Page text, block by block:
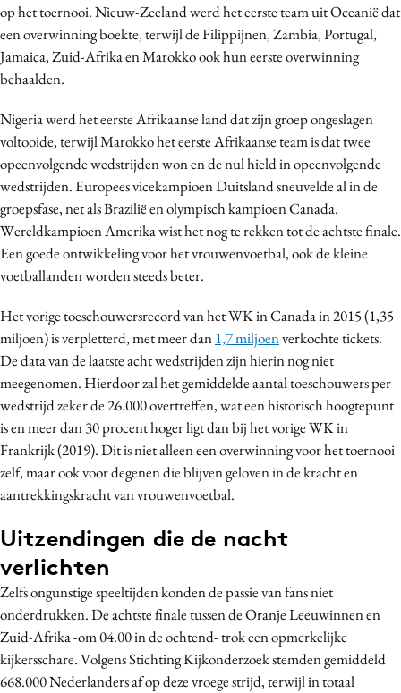
op het toernooi. Nieuw-Zeeland werd het eerste team uit Oceanië dat
een overwinning boekte, terwijl de Filippijnen, Zambia, Portugal,
Jamaica, Zuid-Afrika en Marokko ook hun eerste overwinning
behaalden.
Nigeria werd het eerste Afrikaanse land dat zijn groep ongeslagen
voltooide, terwijl Marokko het eerste Afrikaanse team is dat twee
opeenvolgende wedstrijden won en de nul hield in opeenvolgende
wedstrijden. Europees vicekampioen Duitsland sneuvelde al in de
groepsfase, net als Brazilië en olympisch kampioen Canada.
Wereldkampioen Amerika wist het nog te rekken tot de achtste finale.
Een goede ontwikkeling voor het vrouwenvoetbal, ook de kleine
voetballanden worden steeds beter.
Het vorige toeschouwersrecord van het WK in Canada in 2015 (1,35
miljoen) is verpletterd, met meer dan1,7 miljoenverkochte tickets.
De data van de laatste acht wedstrijden zijn hierin nog niet
meegenomen. Hierdoor zal het gemiddelde aantal toeschouwers per
wedstrijd zeker de 26.000 overtreffen, wat een historisch hoogtepunt
is en meer dan 30 procent hoger ligt dan bij het vorige WK in
Frankrijk (2019). Dit is niet alleen een overwinning voor het toernooi
zelf, maar ook voor degenen die blijven geloven in de kracht en
aantrekkingskracht van vrouwenvoetbal.
Uitzendingen die de nacht
verlichten
Zelfs ongunstige speeltijden konden de passie van fans niet
onderdrukken. De achtste finale tussen de Oranje Leeuwinnen en
Zuid-Afrika -om 04.00 in de ochtend- trok een opmerkelijke
kijkersschare. Volgens Stichting Kijkonderzoek stemden gemiddeld
668.000 Nederlanders af op deze vroege strijd, terwijl in totaal